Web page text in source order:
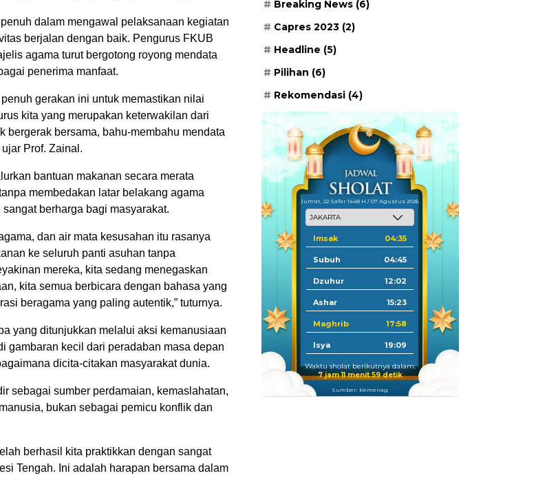
dalam mengawal pelaksanaan kegiatan
berjalan dengan baik. Pengurus FKUB
agama turut bergotong royong mendata
penerima manfaat.
gerakan ini untuk memastikan nilai
kita yang merupakan keterwakilan dari
bergerak bersama, bahu-membahu mendata
Prof. Zainal.
bantuan makanan secara merata
membedakan latar belakang agama
berharga bagi masyarakat.
dan air mata kesusahan itu rasanya
ke seluruh panti asuhan tanpa
mereka, kita sedang menegaskan
kita semua berbicara dengan bahasa yang
beragama yang paling autentik,” tuturnya.
yang ditunjukkan melalui aksi kemanusiaan
gambaran kecil dari peradaban masa depan
dicita-citakan masyarakat dunia.
sebagai sumber perdamaian, kemaslahatan,
bukan sebagai pemicu konflik dan
berhasil kita praktikkan dengan sangat
Tengah. Ini adalah harapan bersama dalam
Breaking News (6)
Capres 2023 (2)
Headline (5)
Pilihan (6)
Rekomendasi (4)
Jum'at, 22 Safar 1448 H / 07 Agustus 2026
Imsak 04:35
Subuh 04:45
Dzuhur 12:02
Ashar 15:23
Maghrib 17:58
Isya 19:09
Waktu sholat berikutnya dalam:
7 jam 11 menit 58 detik
Sumber: Kemenag